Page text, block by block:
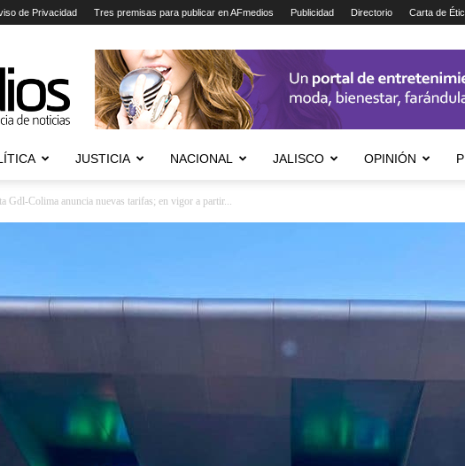
de Privacidad Tres premisas para publicar en AFmedios Publicidad Directorio Carta de
JUSTICIA NACIONAL JALISCO OPINIÓN
Gdl-Colima anuncia nuevas tarifas; en vigor a partir...